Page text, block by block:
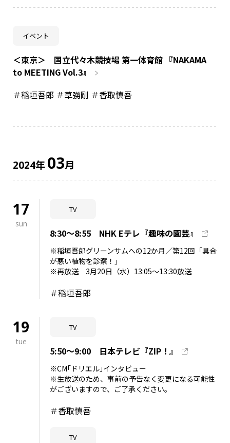
イベント
＜東京＞ 国立代々木競技場 第一体育館 『NAKAMA
to MEETING Vol.3』
＃稲垣吾郎 ＃草彅剛 ＃香取慎吾
2024年03月
17
sun
TV
8:30～8:55 NHK Eテレ『趣味の園芸』
※稲垣吾郎グリーンサムへの12か月／第12回「具合
が悪い植物を診察！」
※再放送 3月20日（水）13:05～13:30放送
＃稲垣吾郎
19
tue
TV
5:50～9:00 日本テレビ『ZIP！』
※CM｢ドリエル｣インタビュー
※生放送のため、事前の予告なく変更になる可能性
がございますので、ご了承ください。
＃香取慎吾
TV